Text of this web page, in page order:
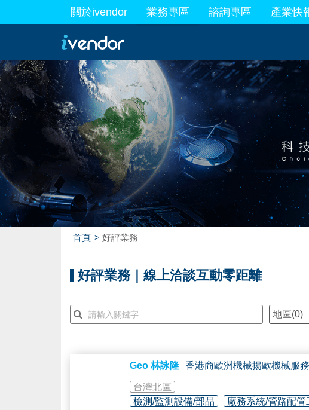
關於ivendor 業務專區
最新業務 諮詢專區 產業快
首頁 好評業務
好評業務｜線上洽談互動零距離
地區(0)
Geo 林詠隆 香港商歐洲機械揚歐機械服
台灣北區
檢測/監測設備/部品
廠務系統/管路配管